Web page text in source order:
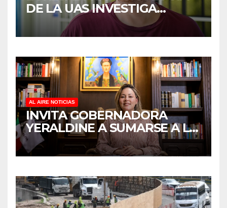
DE LA UAS INVESTIGA
DUELO ANTICIPADO Y
SOBRECARGA EN
MAYORES
AL AIRE NOTICIAS
INVITA GOBERNADORA
YERALDINE A SUMARSE A LA
JORNADA NACIONAL DE
REFORESTACIÓN;
DE ÁRBOLES